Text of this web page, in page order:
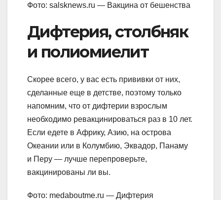
Фото: salsknews.ru — Вакцина от бешенства
Дифтерия, столбняк
и полиомиелит
Скорее всего, у вас есть прививки от них,
сделанные еще в детстве, поэтому только
напомним, что от дифтерии взрослым
необходимо ревакцинироваться раз в 10 лет.
Если едете в Африку, Азию, на острова
Океании или в Колумбию, Эквадор, Панаму
и Перу — лучше перепроверьте,
вакцинированы ли вы.
Фото: medaboutme.ru — Дифтерия